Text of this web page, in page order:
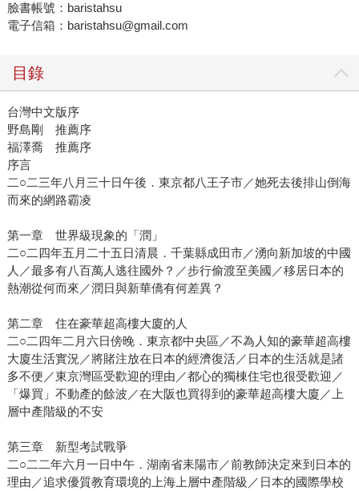
臉書帳號：baristahsu
電子信箱：baristahsu@gmail.com
目錄
台灣中文版序
野島剛 推薦序
福澤喬 推薦序
序言
二○二三年八月三十日午後．東京都八王子市／她死去後排山倒海
而來的網路霸凌
第一章 世界級現象的「潤」
二○二四年五月二十五日清晨．千葉縣成田市／湧向新加坡的中國
人／最多有八百萬人逃往國外？／步行偷渡至美國／移居日本的
熱潮從何而來／潤日與新華僑有何差異？
第二章 住在豪華超高樓大廈的人
二○二四年二月六日傍晚．東京都中央區／不為人知的豪華超高樓
大廈生活實況／將賭注放在日本的經濟復活／日本的生活就是諸
多不便／東京灣區受歡迎的理由／都心的獨棟住宅也很受歡迎／
「爆買」不動產的餘波／在大阪也買得到的豪華超高樓大廈／上
層中產階級的不安
第三章 新型考試戰爭
二○二二年六月一日中午．湖南省耒陽市／前教師決定來到日本的
理由／追求優質教育環境的上海上層中產階級／日本的國際學校